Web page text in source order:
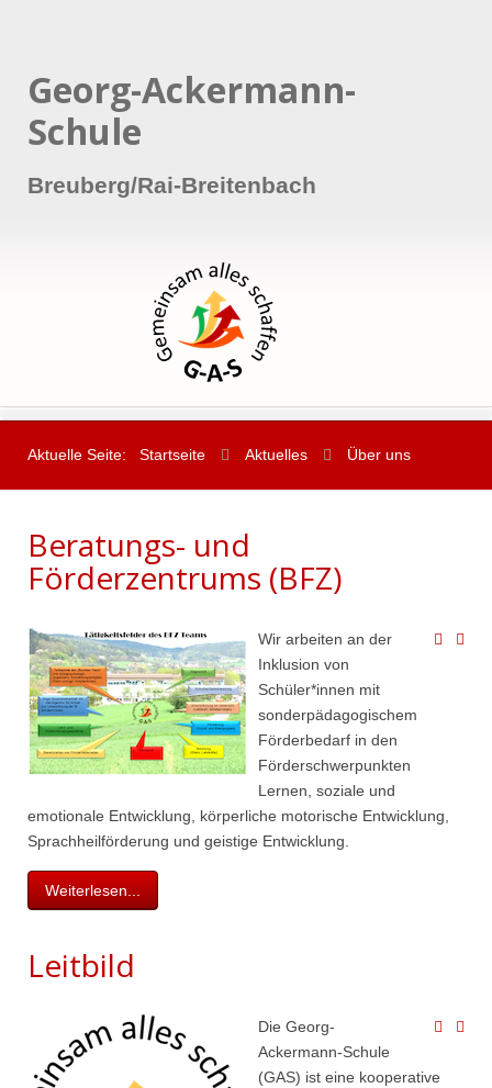
Georg-Ackermann-
Schule
Breuberg/Rai-Breitenbach
Aktuelle Seite: Startseite Aktuelles Über uns
Beratungs- und
Förderzentrums (BFZ)
Wir arbeiten an der
Inklusion von
Schüler*innen mit
sonderpädagogischem
Förderbedarf in den
Förderschwerpunkten
Lernen, soziale und
emotionale Entwicklung, körperliche motorische Entwicklung,
Sprachheilförderung und geistige Entwicklung.
Weiterlesen...
Leitbild
Die Georg-
Ackermann-Schule
(GAS) ist eine kooperative